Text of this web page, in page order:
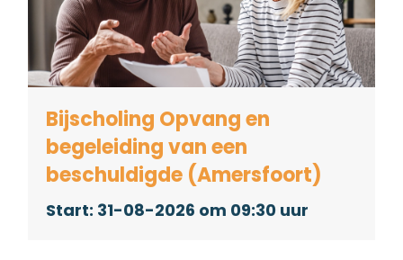
Bijscholing Opvang en
begeleiding van een
beschuldigde (Amersfoort)
31-08-2026 om 09:30